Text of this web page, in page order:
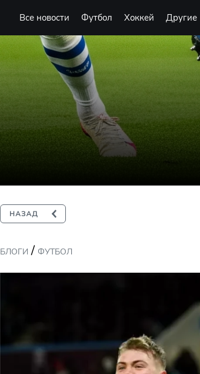
Все новости Футбол Хоккей Другие
Остальное
БЛОГИ / ФУТБОЛ